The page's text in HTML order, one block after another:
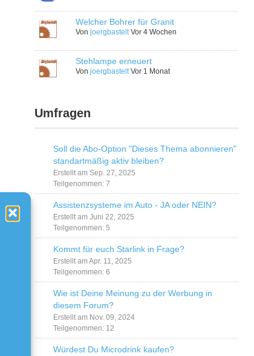
Welcher Bohrer für Granit
Vonjoergbastelt Vor 4 Wochen
Stehlampe erneuert
Vonjoergbastelt Vor 1 Monat
Umfragen
Soll die Abo-Option "Dieses Thema abonnieren"
standartmäßig aktiv bleiben?
Erstellt am Sep. 27, 2025
Teilgenommen: 7
Assistenzsysteme im Auto - JA oder NEIN?
Erstellt am Juni 22, 2025
Teilgenommen: 5
Kommt für euch Starlink in Frage?
Erstellt am Apr. 11, 2025
Teilgenommen: 6
Wie ist Deine Meinung zu der Werbung in
diesem Forum?
Erstellt am Nov. 09, 2024
Teilgenommen: 12
Würdest Du Microdrink kaufen?